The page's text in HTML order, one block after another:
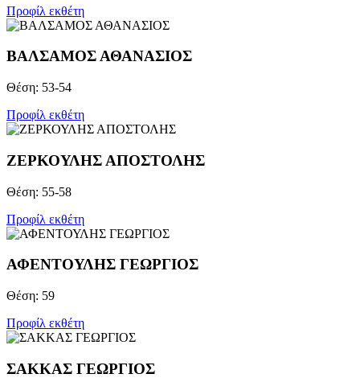
Προφίλ εκθέτη
ΒΑΛΣΑΜΟΣ ΑΘΑΝΑΣΙΟΣ
Θέση: 53-54
Προφίλ εκθέτη
ΖΕΡΚΟΥΛΗΣ ΑΠΟΣΤΟΛΗΣ
Θέση: 55-58
Προφίλ εκθέτη
ΑΦΕΝΤΟΥΛΗΣ ΓΕΩΡΓΙΟΣ
Θέση: 59
Προφίλ εκθέτη
ΣΑΚΚΑΣ ΓΕΩΡΓΙΟΣ